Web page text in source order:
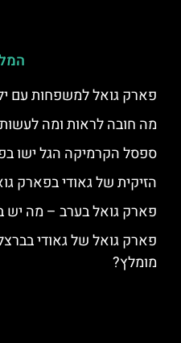
פארק גואל למשפחות עם
מה חובה לראות ומה
ספסל הקרמיקה הגל ישו
הזיקית של גאודי בפארק
פארק גואל בערב – מה יש
פארק גואל של גאודי
מומלץ?